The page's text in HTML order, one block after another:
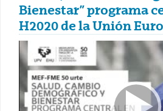
Bienestar” programa
H2020 de la Unión